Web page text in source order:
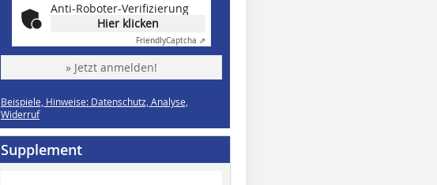
Anti-Roboter-Verifizierung
Hier klicken
FriendlyCaptcha ⇗
» Jetzt anmelden!
Beispiele, Hinweise: Datenschutz, Analyse,
Widerruf
Supplement